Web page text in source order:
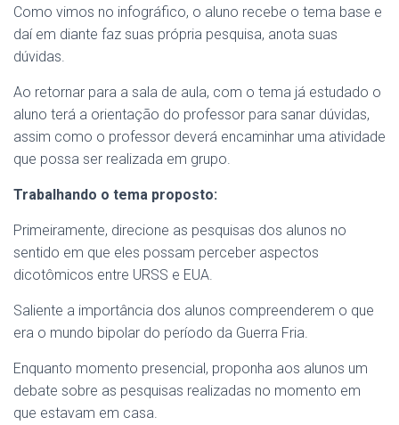
Como vimos no infográfico, o aluno recebe o tema base e
daí em diante faz suas própria pesquisa, anota suas
dúvidas.
Ao retornar para a sala de aula, com o tema já estudado o
aluno terá a orientação do professor para sanar dúvidas,
assim como o professor deverá encaminhar uma atividade
que possa ser realizada em grupo.
Trabalhando o tema proposto:
Primeiramente, direcione as pesquisas dos alunos no
sentido em que eles possam perceber aspectos
dicotômicos entre URSS e EUA.
Saliente a importância dos alunos compreenderem o que
era o mundo bipolar do período da Guerra Fria.
Enquanto momento presencial, proponha aos alunos um
debate sobre as pesquisas realizadas no momento em
que estavam em casa.